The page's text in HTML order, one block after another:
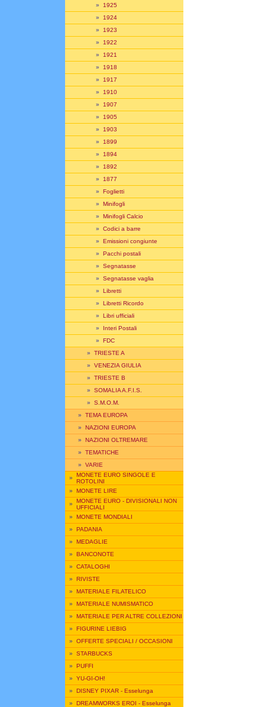
» 1925
» 1924
» 1923
» 1922
» 1921
» 1918
» 1917
» 1910
» 1907
» 1905
» 1903
» 1899
» 1894
» 1892
» 1877
» Foglietti
» Minifogli
» Minifogli Calcio
» Codici a barre
» Emissioni congiunte
» Pacchi postali
» Segnatasse
» Segnatasse vaglia
» Libretti
» Libretti Ricordo
» Libri ufficiali
» Interi Postali
» FDC
» TRIESTE A
» VENEZIA GIULIA
» TRIESTE B
» SOMALIA A.F.I.S.
» S.M.O.M.
» TEMA EUROPA
» NAZIONI EUROPA
» NAZIONI OLTREMARE
» TEMATICHE
» VARIE
» MONETE EURO SINGOLE E
ROTOLINI
» MONETE LIRE
» MONETE EURO - DIVISIONALI NON
UFFICIALI
» MONETE MONDIALI
» PADANIA
» MEDAGLIE
» BANCONOTE
» CATALOGHI
» RIVISTE
» MATERIALE FILATELICO
» MATERIALE NUMISMATICO
» MATERIALE PER ALTRE COLLEZIONI
» FIGURINE LIEBIG
» OFFERTE SPECIALI / OCCASIONI
» STARBUCKS
» PUFFI
» YU-GI-OH!
» DISNEY PIXAR - Esselunga
» DREAMWORKS EROI - Esselunga